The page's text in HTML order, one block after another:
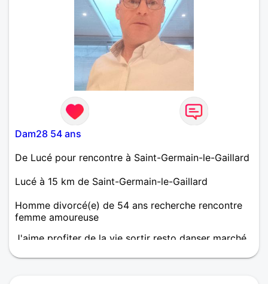
Dam28 54 ans
De Lucé pour rencontre à Saint-Germain-le-Gaillard
Lucé à 15 km de Saint-Germain-le-Gaillard
Homme divorcé(e) de 54 ans recherche rencontre
femme amoureuse
J'aime profiter de la vie sortir resto danser marché
la vie passe trop vite et c'est mieux d'en profiter à 2